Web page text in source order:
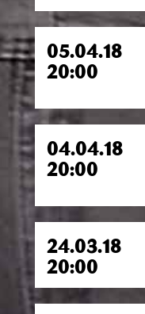
05.04.18
20:00
04.04.18
20:00
24.03.18
20:00